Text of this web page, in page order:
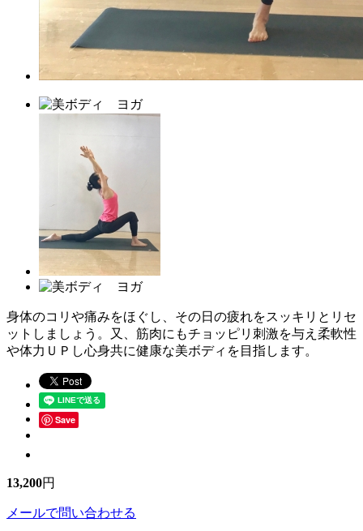
身体のコリや痛みをほぐし、その日の疲れをスッキリとリセ
ットしましょう。又、筋肉にもチョッピリ刺激を与え柔軟性
や体力ＵＰし心身共に健康な美ボディを目指します。
Save
13,200円
メールで問い合わせる